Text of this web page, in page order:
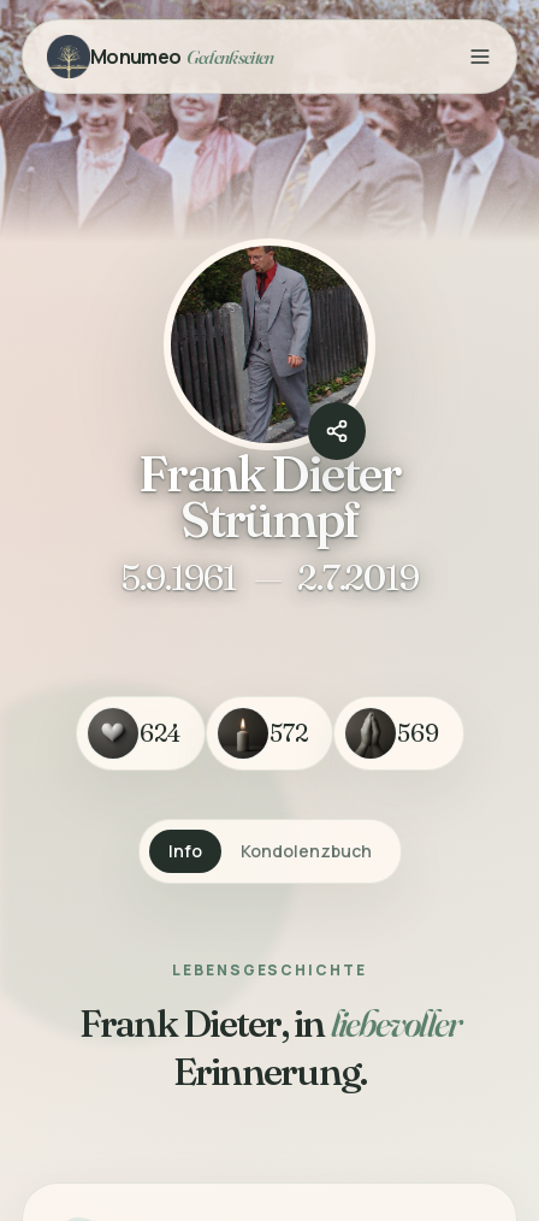
Monumeo Gedenkseiten
Frank Dieter
Strümpf
5.9.1961 — 2.7.2019
624 572 569
Info Kondolenzbuch
LEBENSGESCHICHTE
Frank Dieter, inliebevoller
Erinnerung.